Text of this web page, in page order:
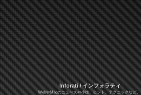
Inforati / インフォラティ
WebやMacのニュースや小技、ヒント、テクニックなど。